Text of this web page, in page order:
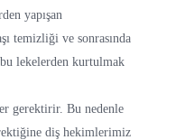
yapışan
temizliği ve sonrasında
lekelerden kurtulmak
gerektirir. Bu nedenle
diş hekimlerimiz